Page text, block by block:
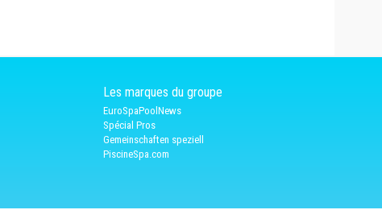
Les marques du groupe
EuroSpaPoolNews
Spécial Pros
Gemeinschaften speziell
PiscineSpa.com